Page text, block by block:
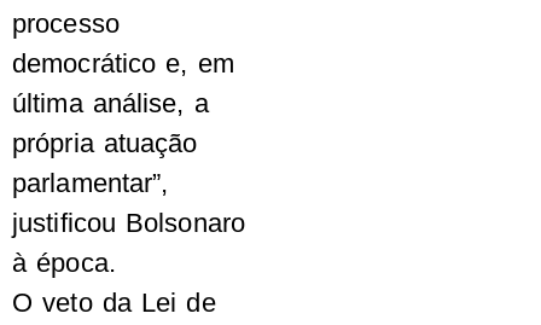
processo
democrático e, em
última análise, a
própria atuação
parlamentar”,
justificou Bolsonaro
à época.
O veto da Lei de